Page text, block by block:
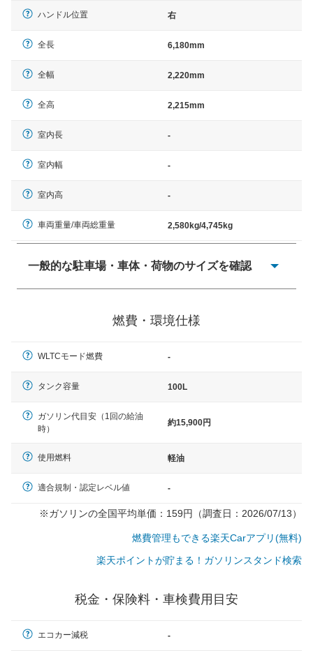
ハンドル位置 右
全長 6,180mm
全幅 2,220mm
全高 2,215mm
室内長 -
室内幅 -
室内高 -
車両重量/車両総重量 2,580kg/4,745kg
一般的な駐車場・車体・荷物のサイズを確認
× 長さ 5,000mm 車路幅 5,000mmというサイズが標準値
燃費・環境仕様
WLTCモード燃費 -
タンク容量 100L
ガソリン代目安（1回の給油
時）
約15,900円
使用燃料 軽油
適合規制・認定レベル値 -
※ガソリンの全国平均単価：159円（調査日：2026/07/13）
燃費管理もできる楽天Carアプリ(無料)
楽天ポイントが貯まる！ガソリンスタンド検索
税金・保険料・車検費用目安
エコカー減税 -